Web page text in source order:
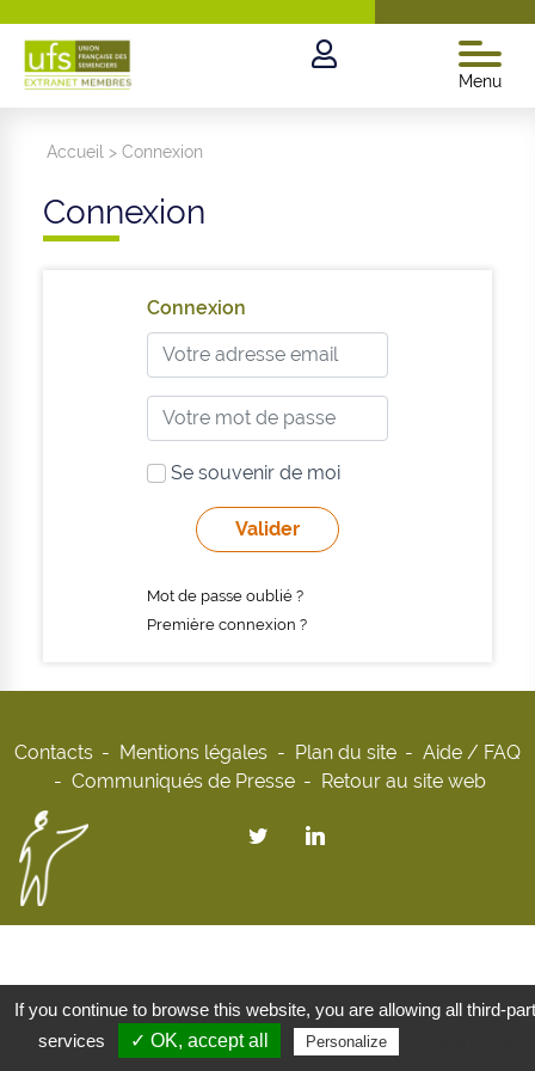
Menu
Accueil >Connexion
Connexion
Connexion
Se souvenir de moi
Mot de passe oublié ?
Première connexion ?
Contacts Mentions légales Plan du site
Aide / FAQ
Communiqués de Presse
Retour au site web
If you continue to browse this website, you are allowing all third-
services
✓ OK, accept all Personalize